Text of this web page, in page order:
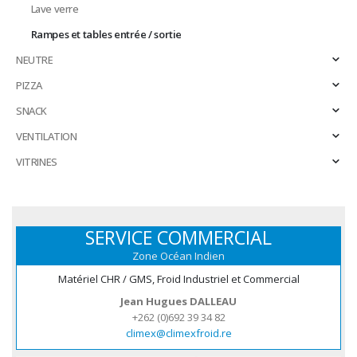
Lave verre
Rampes et tables entrée / sortie
NEUTRE
PIZZA
SNACK
VENTILATION
VITRINES
SERVICE COMMERCIAL
Zone Océan Indien
Matériel CHR / GMS, Froid Industriel et Commercial
Jean Hugues DALLEAU
+262 (0)692 39 34 82
climex@climexfroid.re